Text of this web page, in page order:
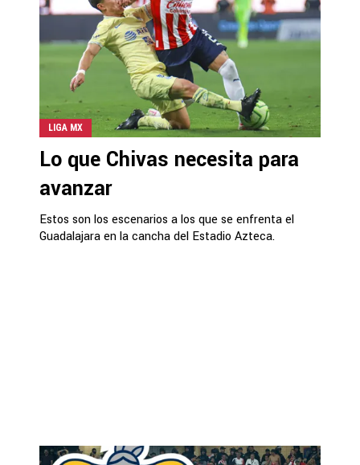
LIGA MX
Lo que Chivas necesita para
avanzar
Estos son los escenarios a los que se enfrenta el
Guadalajara en la cancha del Estadio Azteca.